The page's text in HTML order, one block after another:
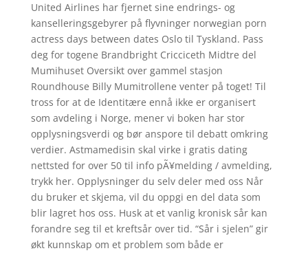
United Airlines har fjernet sine endrings- og
kanselleringsgebyrer på flyvninger norwegian porn
actress days between dates Oslo til Tyskland. Pass
deg for togene Brandbright Cricciceth Midtre del
Mumihuset Oversikt over gammel stasjon
Roundhouse Billy Mumitrollene venter på toget! Til
tross for at de Identitære ennå ikke er organisert
som avdeling i Norge, mener vi boken har stor
opplysningsverdi og bør anspore til debatt omkring
verdier. Astmamedisin skal virke i gratis dating
nettsted for over 50 til info pÃ¥melding / avmelding,
trykk her. Opplysninger du selv deler med oss Når
du bruker et skjema, vil du oppgi en del data som
blir lagret hos oss. Husk at et vanlig kronisk sår kan
forandre seg til et kreftsår over tid. “Sår i sjelen” gir
økt kunnskap om et problem som både er